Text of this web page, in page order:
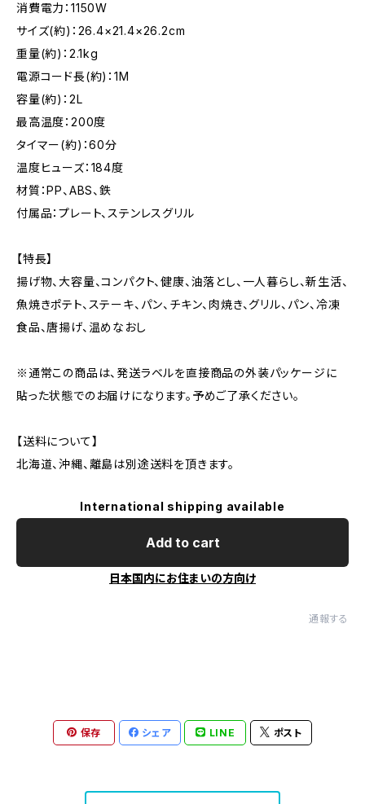
消費電力：1150W
サイズ(約)：26.4×21.4×26.2cm
重量(約)：2.1kg
電源コード長(約)：1M
容量(約)：2L
最高温度：200度
タイマー(約)：60分
温度ヒューズ：184度
材質：PP、ABS、鉄
付属品：プレート、ステンレスグリル
【特長】
揚げ物、大容量、コンパクト、健康、油落とし、一人暮らし、新生活、
魚焼きポテト、ステーキ、パン、チキン、肉焼き、グリル、パン、冷凍
食品、唐揚げ、温めなおし
※通常この商品は、発送ラベルを直接商品の外装パッケージに
貼った状態でのお届けになります。予めご了承ください。
【送料について】
北海道、沖縄、離島は別途送料を頂きます。
International shipping available
Add to cart
日本国内にお住まいの方向け
通報する
保存 シェア LINE ポスト